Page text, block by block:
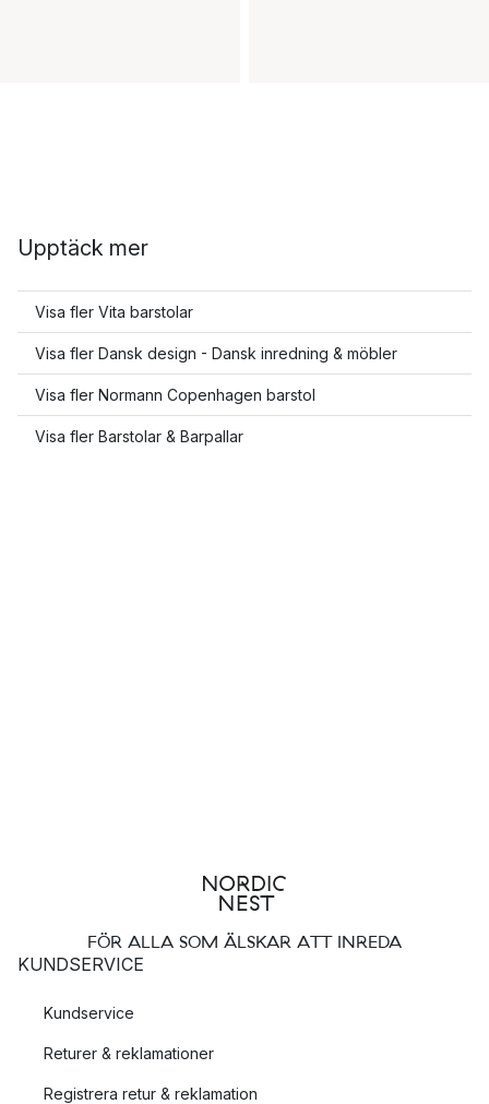
Upptäck mer
Visa fler Vita barstolar
Visa fler Dansk design - Dansk inredning & möbler
Visa fler Normann Copenhagen barstol
Visa fler Barstolar & Barpallar
FÖR ALLA SOM ÄLSKAR ATT INREDA
KUNDSERVICE
Kundservice
Returer & reklamationer
Registrera retur & reklamation